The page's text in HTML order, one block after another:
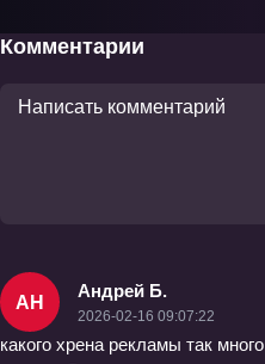
Комментарии
АН
Андрей Б.
2026-02-16 09:07:22
какого хрена рекламы так много